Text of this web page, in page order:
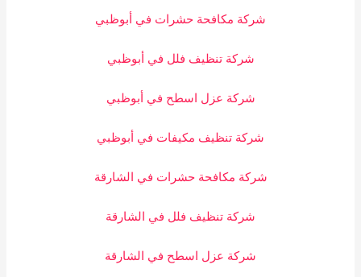
شركة مكافحة حشرات في أبوظبي
شركة تنظيف فلل في أبوظبي
شركة عزل اسطح في أبوظبي
شركة تنظيف مكيفات في أبوظبي
شركة مكافحة حشرات في الشارقة
شركة تنظيف فلل في الشارقة
شركة عزل اسطح في الشارقة